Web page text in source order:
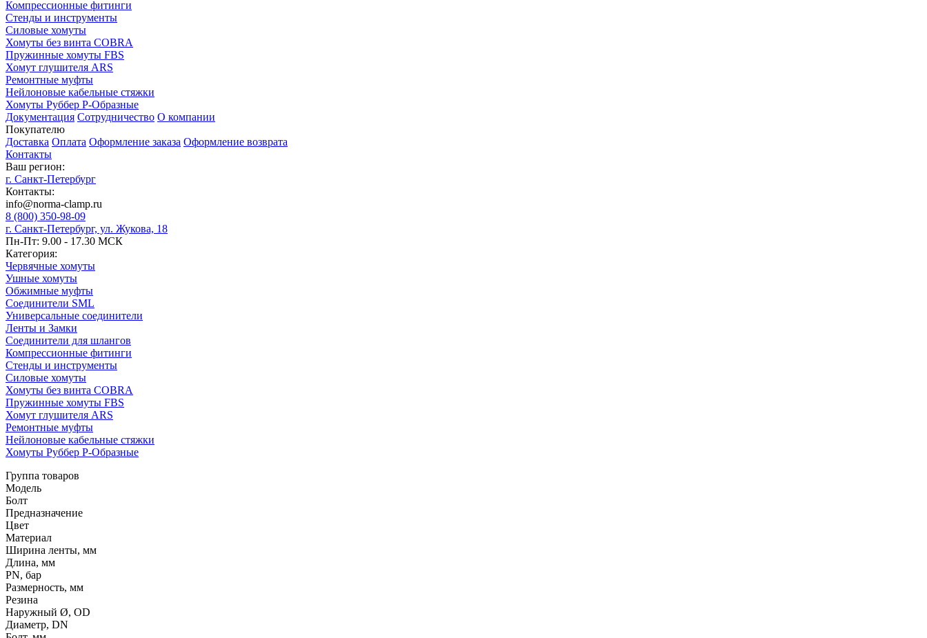
Компрессионные фитинги
Стенды и инструменты
Силовые хомуты
Хомуты без винта COBRA
Пружинные хомуты FBS
Хомут глушителя ARS
Ремонтные муфты
Нейлоновые кабельные стяжки
Хомуты Руббер Р-Образные
Документация Сотрудничество О компании
Покупателю
Доставка Оплата Оформление заказа Оформление возврата
Контакты
Ваш регион:
г. Санкт-Петербург
Контакты:
info@norma-clamp.ru
8 (800) 350-98-09
г. Санкт-Петербург, ул. Жукова, 18
Пн-Пт: 9.00 - 17.30 МСК
Категория:
Червячные хомуты
Ушные хомуты
Обжимные муфты
Соединители SML
Универсальные соединители
Ленты и Замки
Соединители для шлангов
Компрессионные фитинги
Стенды и инструменты
Силовые хомуты
Хомуты без винта COBRA
Пружинные хомуты FBS
Хомут глушителя ARS
Ремонтные муфты
Нейлоновые кабельные стяжки
Хомуты Руббер Р-Образные
Группа товаров
Модель
Болт
Предназначение
Цвет
Материал
Ширина ленты, мм
Длина, мм
PN, бар
Размерность, мм
Резина
Наружный Ø, OD
Диаметр, DN